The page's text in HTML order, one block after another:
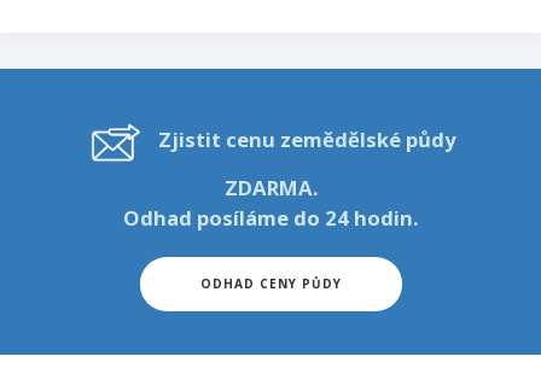
Zjistit cenu zemědělské půdy
ZDARMA.
Odhad posíláme do 24 hodin.
ODHAD CENY PŮDY